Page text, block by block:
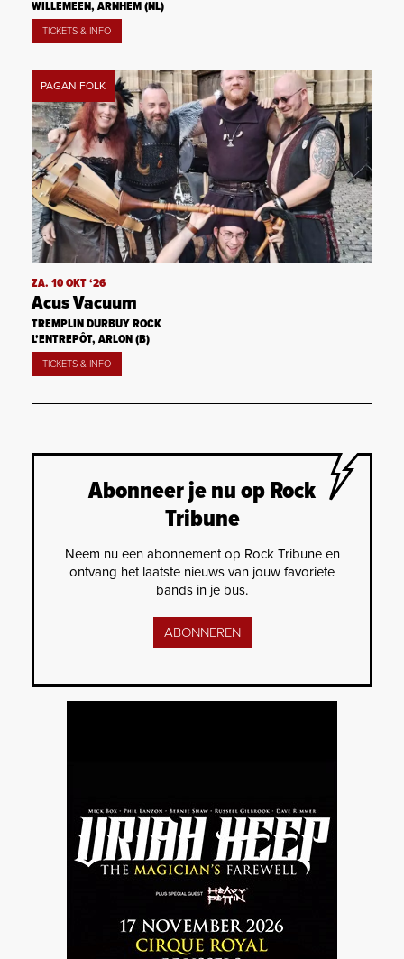
WILLEMEEN, ARNHEM (NL)
TICKETS & INFO
PAGAN FOLK
ZA. 10 OKT ‘26
Acus Vacuum
TREMPLIN DURBUY ROCK
L’ENTREPÔT, ARLON (B)
TICKETS & INFO
Abonneer je nu op Rock
Tribune
Neem nu een abonnement op Rock Tribune en
ontvang het laatste nieuws van jouw favoriete
bands in je bus.
ABONNEREN